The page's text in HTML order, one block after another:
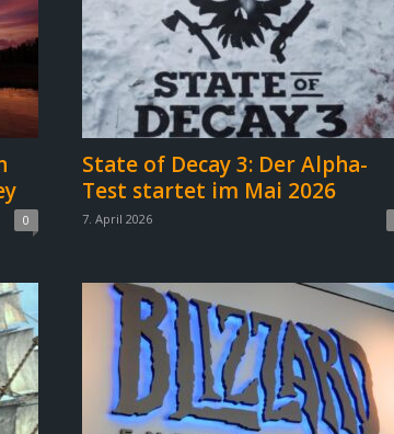
0
State of Decay 3: Der Alpha-
Test startet im Mai 2026
7. April 2026